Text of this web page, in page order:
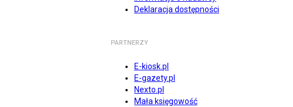
Deklaracja dostępności
PARTNERZY
E-kiosk.pl
E-gazety.pl
Nexto.pl
Mała księgowość